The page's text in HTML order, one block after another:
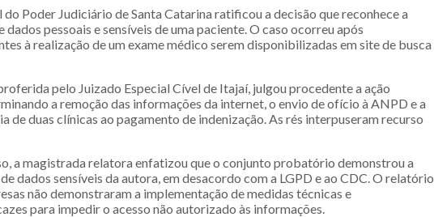
do Poder Judiciário de Santa Catarina ratificou a decisão que reconhece a
dados pessoais e sensíveis de uma paciente. O caso ocorreu após
à realização de um exame médico serem disponibilizadas em site de busca
pelo Juizado Especial Cível de Itajaí, julgou procedente a ação
a remoção das informações da internet, o envio de ofício à ANPD e a
de duas clínicas ao pagamento de indenização. As rés interpuseram recurso
a magistrada relatora enfatizou que o conjunto probatório demonstrou a
dados sensíveis da autora, em desacordo com a LGPD e ao CDC. O relatório
não demonstraram a implementação de medidas técnicas e
para impedir o acesso não autorizado às informações.